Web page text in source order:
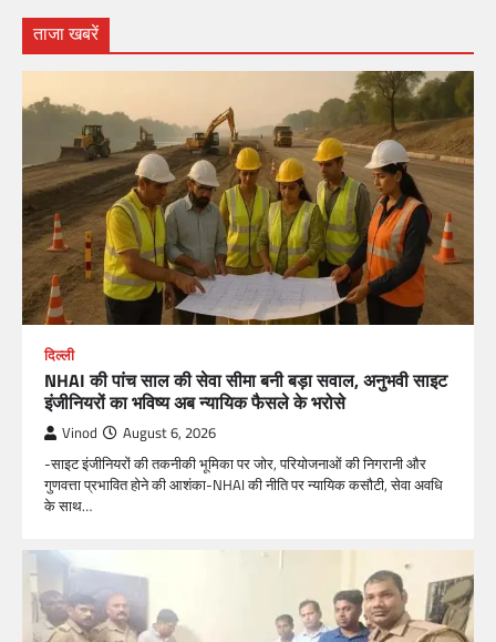
ताजा खबरें
दिल्ली
NHAI की पांच साल की सेवा सीमा बनी बड़ा सवाल, अनुभवी साइट
इंजीनियरों का भविष्य अब न्यायिक फैसले के भरोसे
Vinod August 6, 2026
-साइट इंजीनियरों की तकनीकी भूमिका पर जोर, परियोजनाओं की निगरानी और
गुणवत्ता प्रभावित होने की आशंका-NHAI की नीति पर न्यायिक कसौटी, सेवा अवधि
के साथ…